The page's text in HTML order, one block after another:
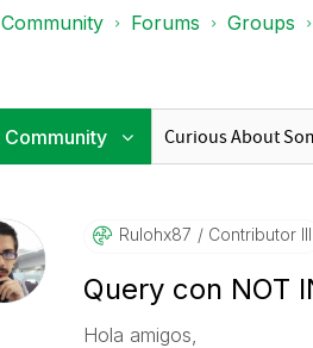
Forums Groups
Rulohx87 Contributor III
Query con NOT
Hola amigos,